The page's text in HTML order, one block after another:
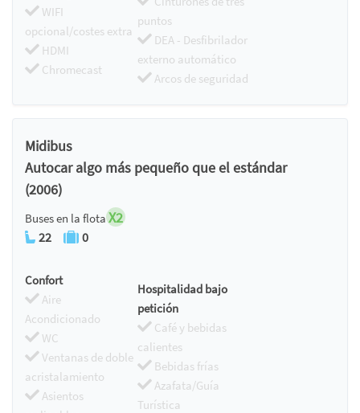
WIFI
opcional/costes extra
HDMI
Chromecast
puntos
DEA - Desfibrilador
externo automático
Arcos de seguridad
Midibus
Autocar algo más pequeño que el estándar
(2006)
Buses en la flota X2
22 0
Confort
Aire
Acondicionado
WC
Ventanas de doble
acristalamiento
Asientos
Hospitalidad bajo
petición
Café y bebidas
calientes
Bebidas frías
Azafata/Guía
Turística